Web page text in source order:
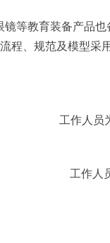
等教育装备产品
程、规范及模型
工作人员
工作人